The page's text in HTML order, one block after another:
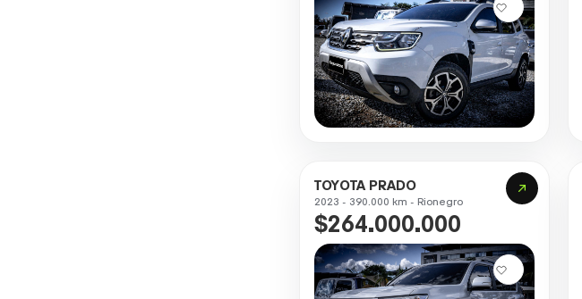
TOYOTA PRADO
2023 - 390.000 km - Rionegro
$264.000.000